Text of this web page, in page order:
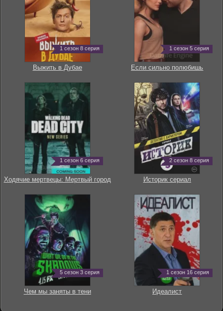
1 сезон 8 серия
Выжить в Дубае
1 сезон 5 серия
Если сильно полюбишь
1 сезон 6 серия
Ходячие мертвецы: Мертвый город
2 сезон 8 серия
Историк сериал
5 сезон 3 серия
Чем мы заняты в тени
1 сезон 16 серия
Идеалист